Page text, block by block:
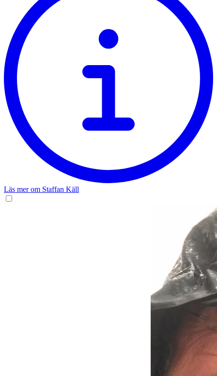
Läs mer om Staffan Käll